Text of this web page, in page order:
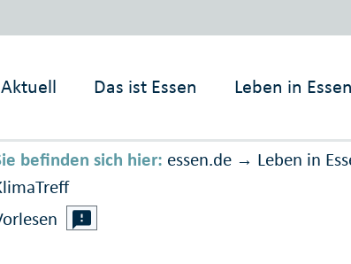
Aktuell Das ist Essen Leben in Essen
befinden sich hier: essen.de → Leben in